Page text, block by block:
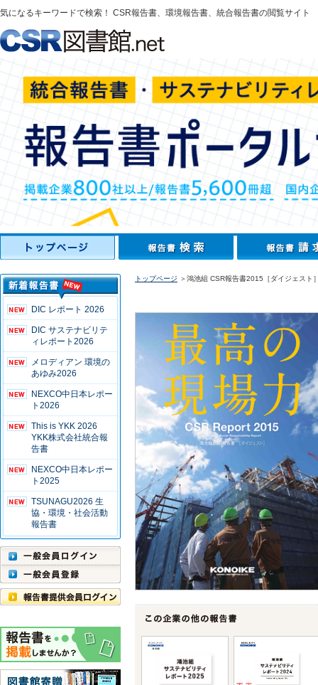
気になるキーワードで検索！ CSR報告書、環境報告書、統合報告書の閲覧サイト
DIC レポート 2026
DIC サステナビリテ
ィレポート2026
メロディアン 環境の
あゆみ2026
NEXCO中日本レポー
ト2026
This is YKK 2026
YKK株式会社統合報
告書
NEXCO中日本レポー
ト2025
TSUNAGU2026 生
協・環境・社会活動
報告書
トップページ ＞鴻池組 CSR報告書2015［ダイジェスト